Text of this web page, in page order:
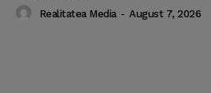
Realitatea Media - August 7, 2026